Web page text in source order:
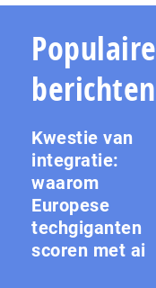
Populaire
berichten
Kwestie van
integratie:
waarom
Europese
techgiganten
scoren met ai